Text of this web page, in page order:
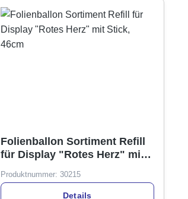
Folienballon Sortiment Refill
für Display "Rotes Herz" mit
Produktnummer: 30215
Details